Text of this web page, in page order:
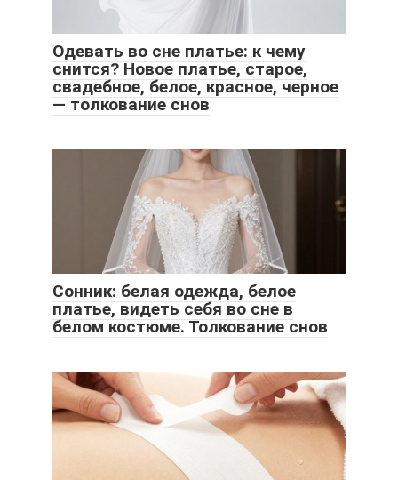
Одевать во сне платье: к чему
снится? Новое платье, старое,
свадебное, белое, красное, черное
— толкование снов
Сонник: белая одежда, белое
платье, видеть себя во сне в
белом костюме. Толкование снов